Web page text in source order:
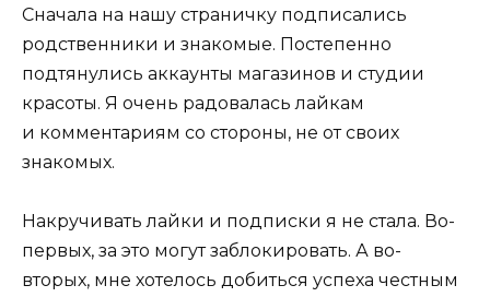
Сначала на нашу страничку подписались
родственники и знакомые. Постепенно
подтянулись аккаунты магазинов и студии
красоты. Я очень радовалась лайкам
и комментариям со стороны, не от своих
знакомых.
Накручивать лайки и подписки я не стала. Во-
первых, за это могут заблокировать. А во-
вторых, мне хотелось добиться успеха честным